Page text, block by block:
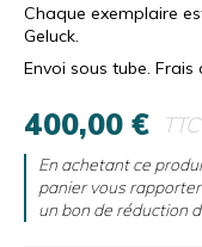
Chaque exemplaire
Geluck.
Envoi sous tube.
400,00 € TTC
En achetant ce
panier vous
un bon de réduction